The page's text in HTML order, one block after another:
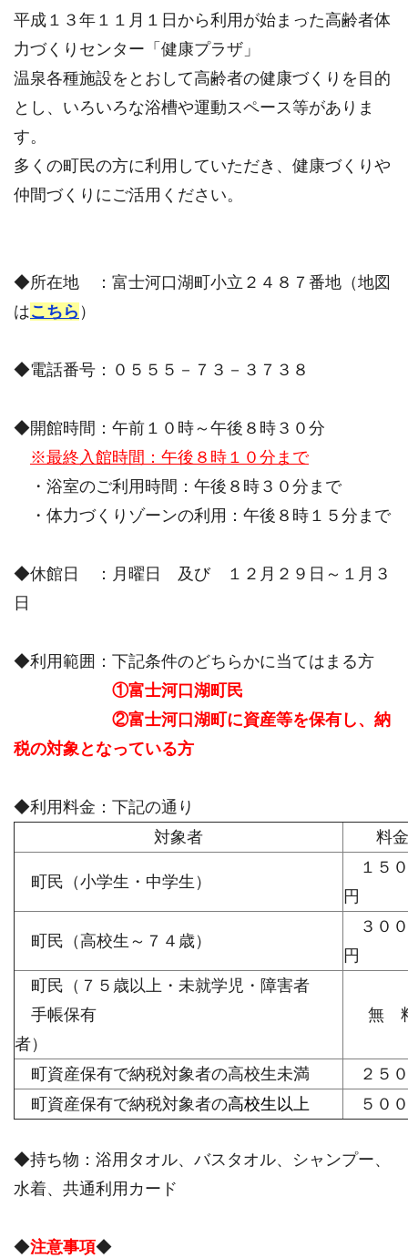
平成１３年１１月１日から利用が始まった高齢者体
力づくりセンター「健康プラザ」
温泉各種施設をとおして高齢者の健康づくりを目的
とし、いろいろな浴槽や運動スペース等がありま
す。
多くの町民の方に利用していただき、健康づくりや
仲間づくりにご活用ください。
◆所在地 ：富士河口湖町小立２４８７番地（地図
はこちら ）
◆電話番号：０５５５－７３－３７３８
◆開館時間：午前１０時～午後８時３０分
※最終入館時間：午後８時１０分まで
・浴室のご利用時間：午後８時３０分まで
・体力づくりゾーンの利用：午後８時１５分まで
◆休館日 ：月曜日 及び １２月２９日～１月３
日
◆利用範囲：下記条件のどちらかに当てはまる方
①富士河口湖町民
②富士河口湖町に資産等を保有し、納
税の対象となっている方
◆利用料金：下記の通り
対象者
料金
町民（小学生・中学生）
１５０
町民（高校生～７４歳）
３００
円
町民（７５歳以上・未就学児・障害者
手帳保有
者）
無
町資産保有で納税対象者の高校生未満
２５
町資産保有で納税対象者の高校生以上 ５０
◆持ち物：浴用タオル、バスタオル、シャンプー、
水着、共通利用カード
◆注意事項◆